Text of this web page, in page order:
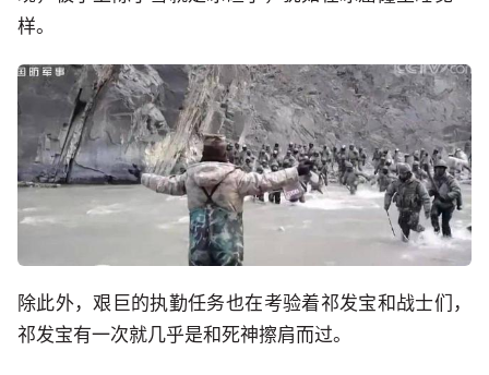
样。
除此外，艰巨的执勤任务也在考验着祁发宝和战士们，
祁发宝有一次就几乎是和死神擦肩而过。